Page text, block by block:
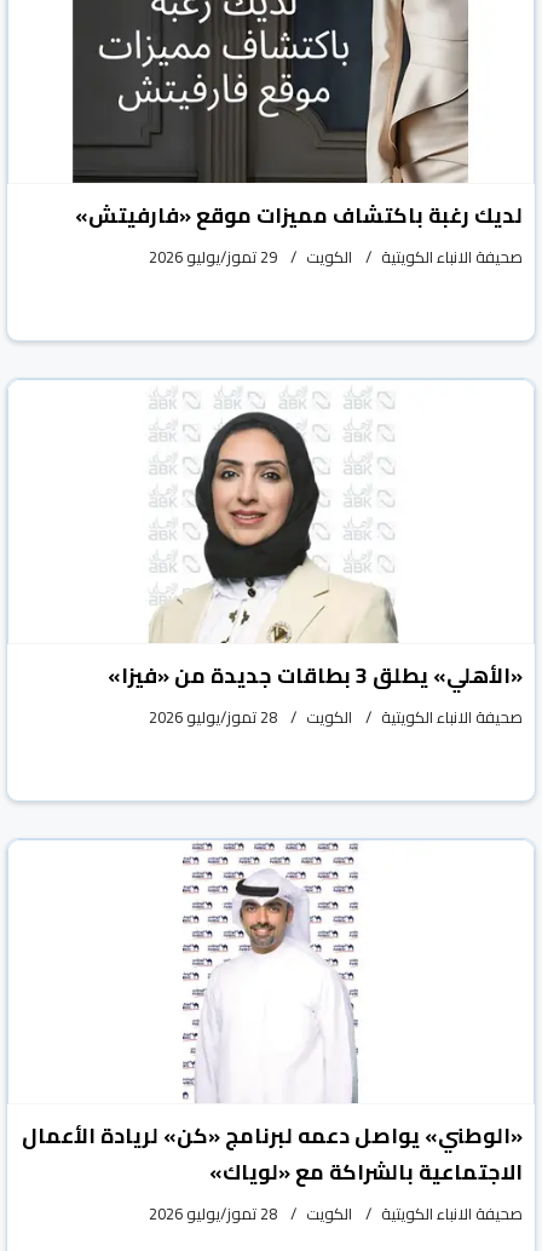
لديك رغبة باكتشاف مميزات موقع «فارفيتش»
صحيفة الانباء الكويتية الكويت 29 تموز/يوليو 2026
«الأهلي» يطلق 3 بطاقات جديدة من «فيزا»
صحيفة الانباء الكويتية الكويت 28 تموز/يوليو 2026
«الوطني» يواصل دعمه لبرنامج «كن» لريادة الأعمال
الاجتماعية بالشراكة مع «لوياك»
صحيفة الانباء الكويتية الكويت 28 تموز/يوليو 2026